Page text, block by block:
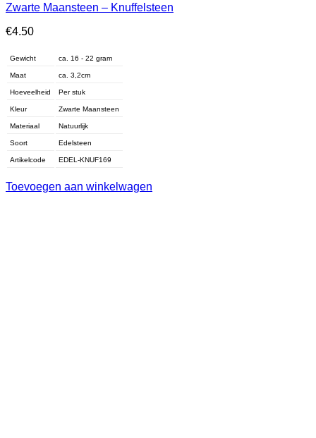
Zwarte Maansteen – Knuffelsteen
€4.50
Gewicht ca. 16 - 22 gram
Maat ca. 3,2cm
Hoeveelheid Per stuk
Kleur Zwarte Maansteen
Materiaal Natuurlijk
Soort Edelsteen
Artikelcode EDEL-KNUF169
Toevoegen aan winkelwagen